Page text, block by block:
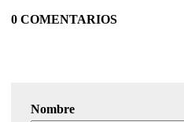
0 COMENTARIOS
Nombre